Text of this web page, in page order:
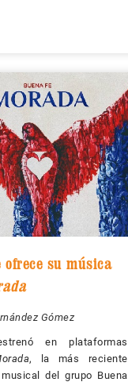
ofrece su música
Gómez
en plataformas
, la más reciente
del grupo Buena